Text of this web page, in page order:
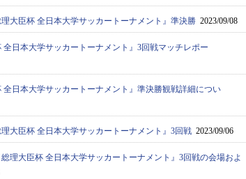
理大臣杯 全日本大学サッカートーナメント』準決勝 2023/09/08
全日本大学サッカートーナメント』3回戦マッチレポー
全日本大学サッカートーナメント』準決勝観戦詳細につい
理大臣杯 全日本大学サッカートーナメント』3回戦 2023/09/06
総理大臣杯 全日本大学サッカートーナメント』3回戦の会場およ